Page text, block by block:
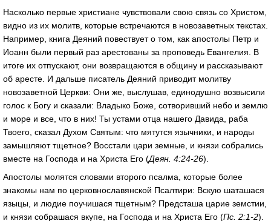
Насколько первые христиане чувствовали свою связь со Христом,
видно из их молитв, которые встречаются в новозаветных текстах.
Например, книга Деяний повествует о том, как апостолы Петр и
Иоанн были первый раз арестованы за проповедь Евангелия. В
итоге их отпускают, они возвращаются в общину и рассказывают
об аресте. И дальше писатель Деяний приводит молитву
новозаветной Церкви: Они же, выслушав, единодушно возвысили
голос к Богу и сказали: Владыко Боже, сотворивший небо и землю
и море и все, что в них! Ты устами отца нашего Давида, раба
Твоего, сказал Духом Святым: что мятутся язычники, и народы
замышляют тщетное? Восстали цари земные, и князи собрались
вместе на Господа и на Христа Его (Деян. 4:24-26).
Апостолы молятся словами второго псалма, которые более
знакомы нам по церковнославянской Псалтири: Вскую шаташася
языцы, и людие поучишася тщетным? Предсташа царие земстии,
и князи собрашася вкупе, на Господа и на Христа Его (Пс. 2:1-2).